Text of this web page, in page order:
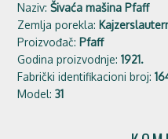
Naziv:Šivaća mašina Pfaff
Zemlja porekla:
Proizvođač: Pfaff
Godina proizvodnje:1921.
Fabrički identifikacioni broj:
Model:31